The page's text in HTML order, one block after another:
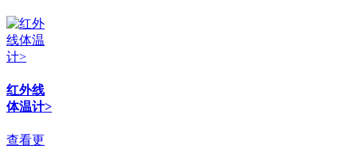
红外线
体温计>
查看更